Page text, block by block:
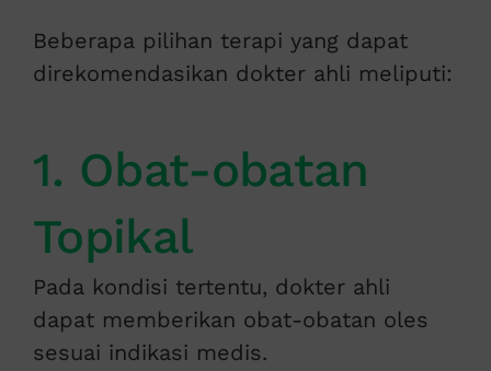
Beberapa pilihan terapi yang dapat
direkomendasikan dokter ahli meliputi:
1. Obat-obatan
Topikal
Pada kondisi tertentu, dokter ahli
dapat memberikan obat-obatan oles
sesuai indikasi medis.